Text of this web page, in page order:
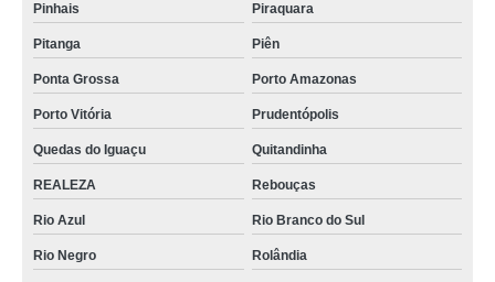
Pinhais Piraquara
Pitanga Piên
Ponta Grossa Porto Amazonas
Porto Vitória Prudentópolis
Quedas do Iguaçu Quitandinha
REALEZA Rebouças
Rio Azul Rio Branco do Sul
Rio Negro Rolândia